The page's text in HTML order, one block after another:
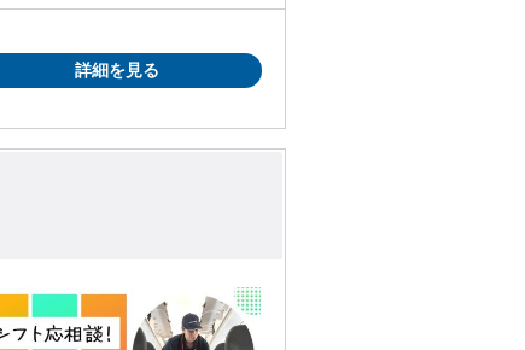
しれない… そんな日々の暮らしを支え
で段階的に 学んでいけるのでご安心く
詳細を見る